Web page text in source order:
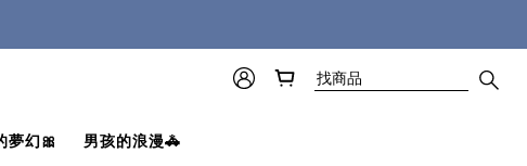
夢幻🎀 男孩的浪漫🚓